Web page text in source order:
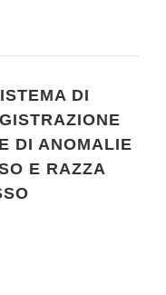
DI
DI ANOMALIE
E RAZZA